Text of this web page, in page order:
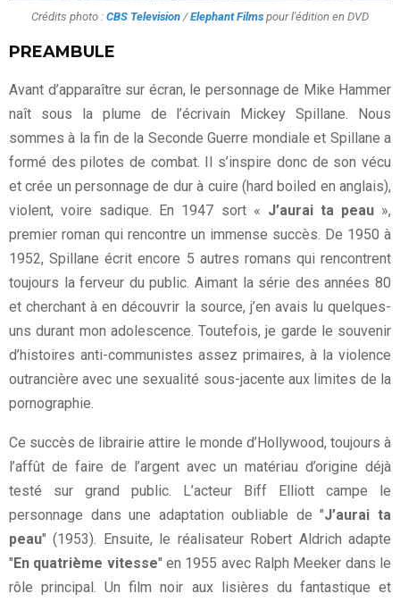
Crédits photo : CBS Television /Elephant Films pour l'édition en DVD
PREAMBULE
Avant d’apparaître sur écran, le personnage de Mike Hammer
naît sous la plume de l’écrivain Mickey Spillane. Nous
sommes à la fin de la Seconde Guerre mondiale et Spillane a
formé des pilotes de combat. Il s’inspire donc de son vécu
et crée un personnage de dur à cuire (hard boiled en anglais),
violent, voire sadique. En 1947 sort « J’aurai ta peau»,
premier roman qui rencontre un immense succès. De 1950 à
1952, Spillane écrit encore 5 autres romans qui rencontrent
toujours la ferveur du public. Aimant la série des années 80
et cherchant à en découvrir la source, j’en avais lu quelques-
uns durant mon adolescence. Toutefois, je garde le souvenir
d’histoires anti-communistes assez primaires, à la violence
outrancière avec une sexualité sous-jacente aux limites de la
pornographie.
Ce succès de librairie attire le monde d’Hollywood, toujours à
l’affût de faire de l’argent avec un matériau d’origine déjà
testé sur grand public. L’acteur Biff Elliott campe le
personnage dans une adaptation oubliable de "J’aurai ta
peau" (1953). Ensuite, le réalisateur Robert Aldrich adapte
" En quatrième vitesse" en 1955 avec Ralph Meeker dans le
rôle principal. Un film noir aux lisières du fantastique et